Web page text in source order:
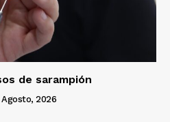
de sarampión
2026